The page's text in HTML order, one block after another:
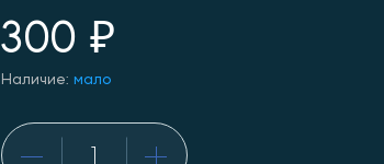
300 ₽
Наличие:мало